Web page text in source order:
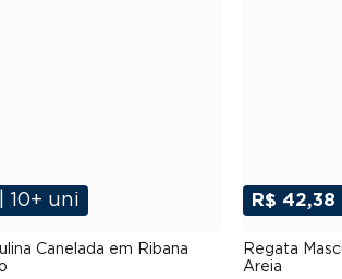
| 10+ uni
Canelada em Ribana
R$ 42,38
Regata
Areia